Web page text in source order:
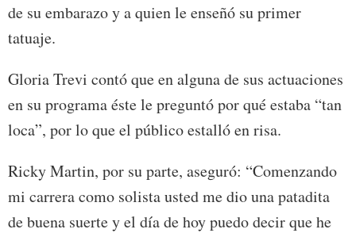
de su embarazo y a quien le enseñó su primer
tatuaje.
Gloria Trevi contó que en alguna de sus actuaciones
en su programa éste le preguntó por qué estaba “tan
loca”, por lo que el público estalló en risa.
Ricky Martin, por su parte, aseguró: “Comenzando
mi carrera como solista usted me dio una patadita
de buena suerte y el día de hoy puedo decir que he